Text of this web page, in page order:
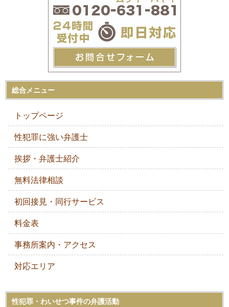
総合メニュー
トップページ
性犯罪に強い弁護士
挨拶・弁護士紹介
無料法律相談
初回接見・同行サービス
料金表
事務所案内・アクセス
対応エリア
性犯罪・わいせつ事件の弁護活動